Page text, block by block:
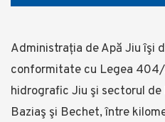
Administrația de Apă Jiu îşi
conformitate cu Legea
hidrografic Jiu şi sectorul
Baziaş şi Bechet, între